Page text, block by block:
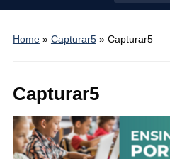
menu
Home» Capturar5» Capturar5
Capturar5